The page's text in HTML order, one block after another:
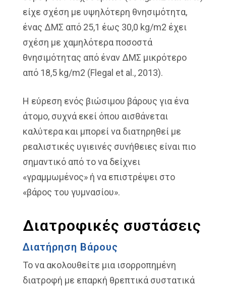
είχε σχέση με υψηλότερη θνησιμότητα,
ένας ΔΜΣ από 25,1 έως 30,0 kg/m2 έχει
σχέση με χαμηλότερα ποσοστά
θνησιμότητας από έναν ΔΜΣ μικρότερο
από 18,5 kg/m2 (Flegal et al., 2013).
Η εύρεση ενός βιώσιμου βάρους για ένα
άτομο, συχνά εκεί όπου αισθάνεται
καλύτερα και μπορεί να διατηρηθεί με
ρεαλιστικές υγιεινές συνήθειες είναι πιο
σημαντικό από το να δείχνει
«γραμμωμένος» ή να επιστρέψει στο
«βάρος του γυμνασίου».
Διατροφικές συστάσεις
Διατήρηση Βάρους
Το να ακολουθείτε μια ισορροπημένη
διατροφή με επαρκή θρεπτικά συστατικά